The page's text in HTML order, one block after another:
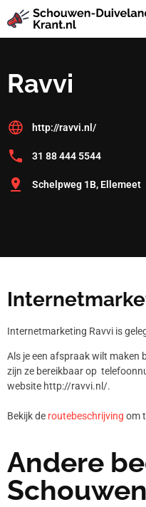
Ravvi
http://ravvi.nl/
31 88 444 5544
Schelpweg 1B, Ellemeet
Internetmarketing Ravvi is
Als je een afspraak wilt maken
zijn ze bereikbaar op
website http://ravvi.nl/.
Bekijk de routebeschrijving om
Andere